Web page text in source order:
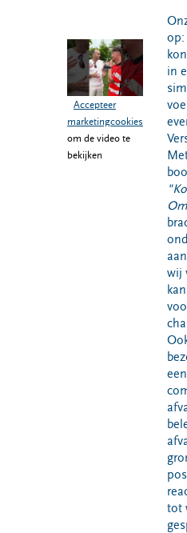
Accepteer
marketingcookies
om de video te
bekijken
op:
in
wij
tot